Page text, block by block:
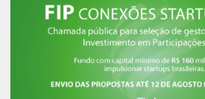
Prêmio USP de Empreendedorismo
EMBRAPIIs